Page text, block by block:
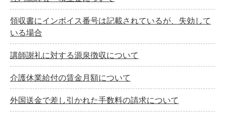
領収書にインボイス番号は記載されているが、失効して
いる場合
講師謝礼に対する源泉徴収について
介護休業給付の賃金月額について
外国送金で差し引かれた手数料の請求について